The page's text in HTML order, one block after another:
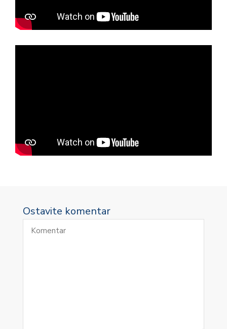
Ostavite komentar